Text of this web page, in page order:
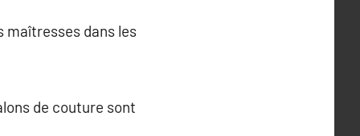
maîtresses dans les
de couture sont